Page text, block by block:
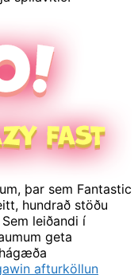
þar sem Fantastic
hundrað stöðu
leiðandi í
geta
afturköllun